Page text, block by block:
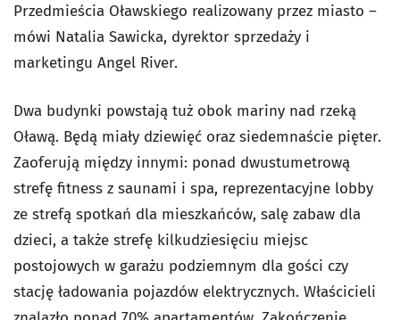
Przedmieścia Oławskiego realizowany przez miasto –
mówi Natalia Sawicka, dyrektor sprzedaży i
marketingu Angel River.
Dwa budynki powstają tuż obok mariny nad rzeką
Oławą. Będą miały dziewięć oraz siedemnaście pięter.
Zaoferują między innymi: ponad dwustumetrową
strefę fitness z saunami i spa, reprezentacyjne lobby
ze strefą spotkań dla mieszkańców, salę zabaw dla
dzieci, a także strefę kilkudziesięciu miejsc
postojowych w garażu podziemnym dla gości czy
stację ładowania pojazdów elektrycznych. Właścicieli